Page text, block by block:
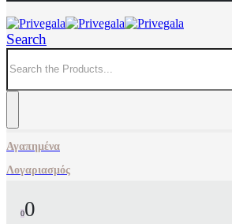
Search
Αγαπημένα
Λογαριασμός
00